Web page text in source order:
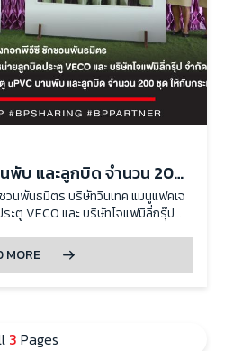
พับ และลูกบิด จำนวน 200
ธิการ
วนพันธมิตร บริษัทวินเทค แมนูแฟคเจ
ตู VECO และ บริษัทโจแฟมิลี่กรุ๊ป
200 ชุด ให้กับกระทรวงศึกษาธิการ
MORE
3 Pages